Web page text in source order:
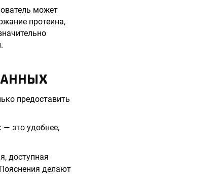
может
протеина,
предоставить
— это удобнее,
доступная
делают